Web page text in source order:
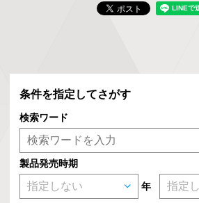
条件を指定してさがす
検索ワード
製品発売時期
年